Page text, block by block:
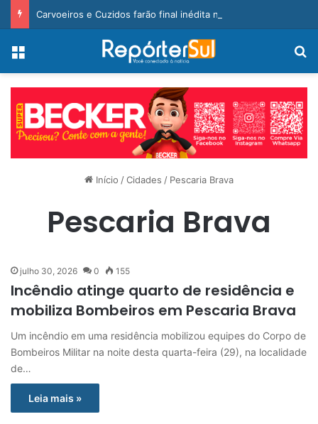
Menu
Início /Cidades / Pescaria Brava
Pescaria Brava
julho 30, 2026 0 155
Incêndio atinge quarto de residência e
mobiliza Bombeiros em Pescaria Brava
Um incêndio em uma residência mobilizou equipes do Corpo de
Bombeiros Militar na noite desta quarta-feira (29), na localidade
de…
Leia mais »